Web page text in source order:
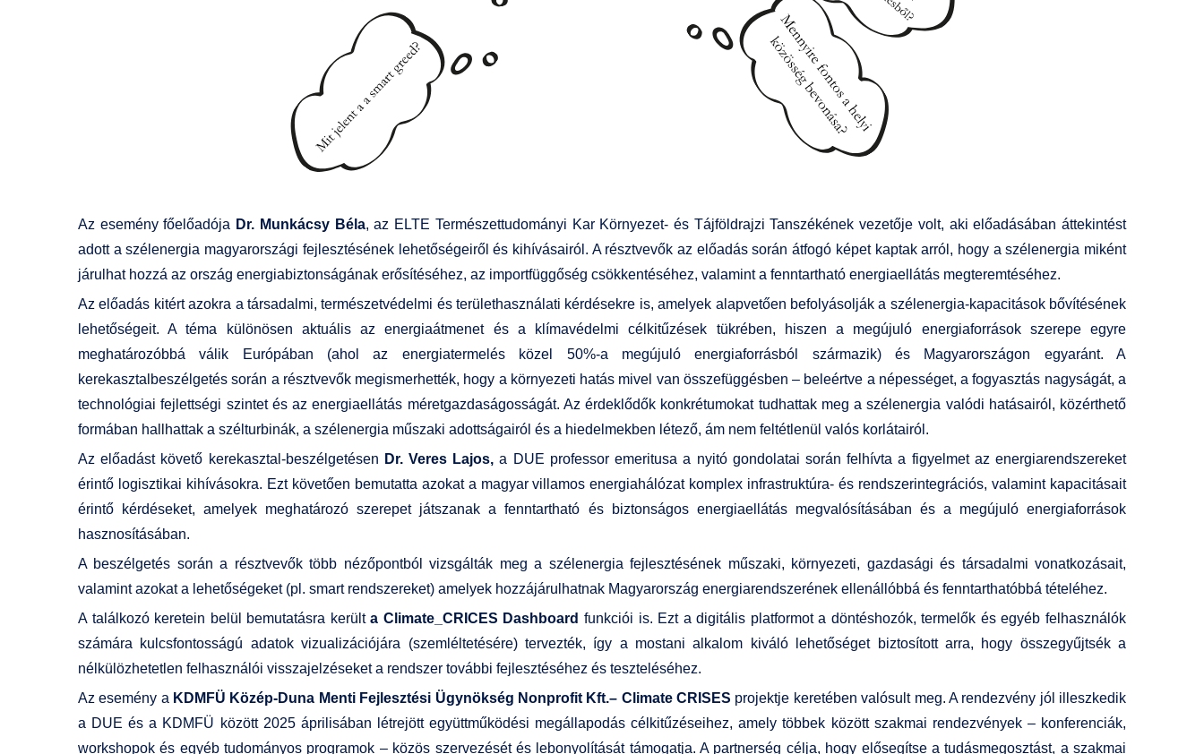
Az esemény főelőadója Dr. Munkácsy Béla, az ELTE Természettudományi Kar Környezet- és Tájföldrajzi Tanszékének vezetője volt, aki előadásában áttekintést
adott a szélenergia magyarországi fejlesztésének lehetőségeiről és kihívásairól. A résztvevők az előadás során átfogó képet kaptak arról, hogy a szélenergia miként
járulhat hozzá az ország energiabiztonságának erősítéséhez, az importfüggőség csökkentéséhez, valamint a fenntartható energiaellátás megteremtéséhez.
Az előadás kitért azokra a társadalmi, természetvédelmi és területhasználati kérdésekre is, amelyek alapvetően befolyásolják a szélenergia-kapacitások bővítésének
lehetőségeit. A téma különösen aktuális az energiaátmenet és a klímavédelmi célkitűzések tükrében, hiszen a megújuló energiaforrások szerepe egyre
meghatározóbbá válik Európában (ahol az energiatermelés közel 50%-a megújuló energiaforrásból származik) és Magyarországon egyaránt. A
kerekasztalbeszélgetés során a résztvevők megismerhették, hogy a környezeti hatás mivel van összefüggésben – beleértve a népességet, a fogyasztás nagyságát, a
technológiai fejlettségi szintet és az energiaellátás méretgazdaságosságát. Az érdeklődők konkrétumokat tudhattak meg a szélenergia valódi hatásairól, közérthető
formában hallhattak a szélturbinák, a szélenergia műszaki adottságairól és a hiedelmekben létező, ám nem feltétlenül valós korlátairól.
Az előadást követő kerekasztal-beszélgetésen Dr. Veres Lajos,a DUE professor emeritusa a nyitó gondolatai során felhívta a figyelmet az energiarendszereket
érintő logisztikai kihívásokra. Ezt követően bemutatta azokat a magyar villamos energiahálózat komplex infrastruktúra- és rendszerintegrációs, valamint kapacitásait
érintő kérdéseket, amelyek meghatározó szerepet játszanak a fenntartható és biztonságos energiaellátás megvalósításában és a megújuló energiaforrások
hasznosításában.
A beszélgetés során a résztvevők több nézőpontból vizsgálták meg a szélenergia fejlesztésének műszaki, környezeti, gazdasági és társadalmi vonatkozásait,
valamint azokat a lehetőségeket (pl. smart rendszereket) amelyek hozzájárulhatnak Magyarország energiarendszerének ellenállóbbá és fenntarthatóbbá tételéhez.
A találkozó keretein belül bemutatásra kerülta Climate_CRICES Dashboard funkciói is. Ezt a digitális platformot a döntéshozók, termelők és egyéb felhasználók
számára kulcsfontosságú adatok vizualizációjára (szemléltetésére) tervezték, így a mostani alkalom kiváló lehetőséget biztosított arra, hogy összegyűjtsék a
nélkülözhetetlen felhasználói visszajelzéseket a rendszer további fejlesztéséhez és teszteléséhez.
Az esemény a KDMFÜ Közép-Duna Menti Fejlesztési Ügynökség Nonprofit Kft.– Climate CRISES projektje keretében valósult meg. A rendezvény jól illeszkedik
a DUE és a KDMFÜ között 2025 áprilisában létrejött együttműködési megállapodás célkitűzéseihez, amely többek között szakmai rendezvények – konferenciák,
workshopok és egyéb tudományos programok – közös szervezését és lebonyolítását támogatja. A partnerség célja, hogy elősegítse a tudásmegosztást, a szakmai